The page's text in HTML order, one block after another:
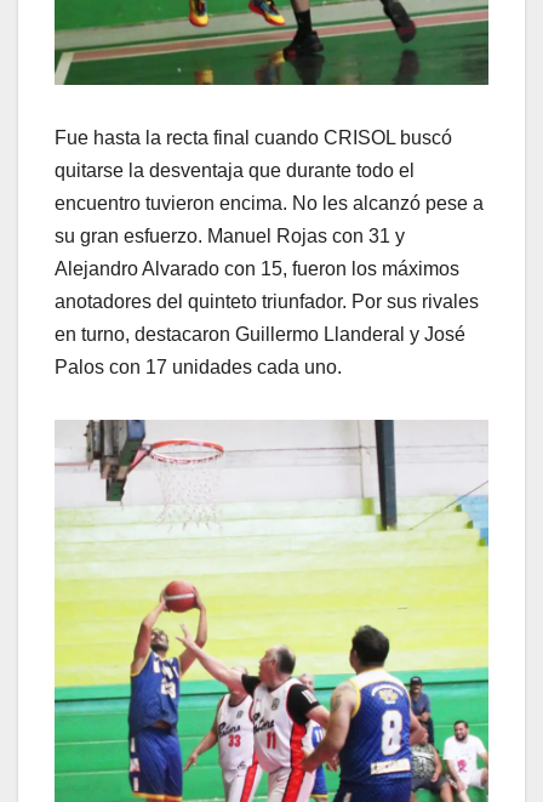
Fue hasta la recta final cuando CRISOL buscó
quitarse la desventaja que durante todo el
encuentro tuvieron encima. No les alcanzó pese a
su gran esfuerzo. Manuel Rojas con 31 y
Alejandro Alvarado con 15, fueron los máximos
anotadores del quinteto triunfador. Por sus rivales
en turno, destacaron Guillermo Llanderal y José
Palos con 17 unidades cada uno.